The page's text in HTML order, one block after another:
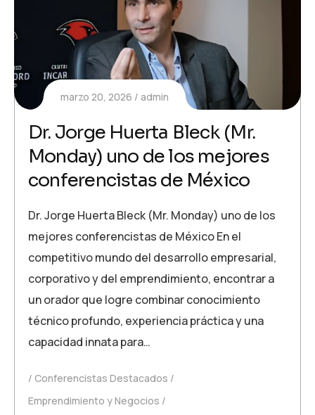
marzo 20, 2026 admin
Dr. Jorge Huerta Bleck (Mr.
Monday) uno de los mejores
conferencistas de México
Dr. Jorge Huerta Bleck (Mr. Monday) uno de los
mejores conferencistas de México En el
competitivo mundo del desarrollo empresarial,
corporativo y del emprendimiento, encontrar a
un orador que logre combinar conocimiento
técnico profundo, experiencia práctica y una
capacidad innata para…
Conferencistas Destacados
Emprendimiento y Negocios